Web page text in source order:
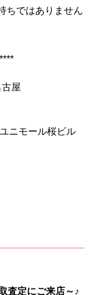
ちではありません
屋
ニモール桜ビル
査定にご来店～♪